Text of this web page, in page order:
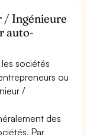
/ Ingénieure
auto-
sociétés
ou
/
des
Par